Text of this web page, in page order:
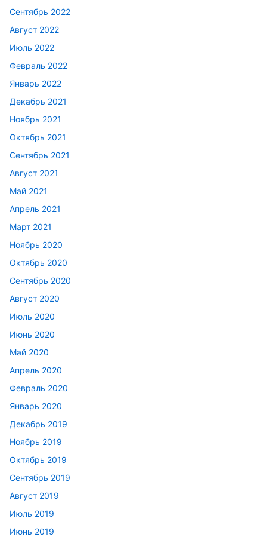
Сентябрь 2022
Август 2022
Июль 2022
Февраль 2022
Январь 2022
Декабрь 2021
Ноябрь 2021
Октябрь 2021
Сентябрь 2021
Август 2021
Май 2021
Апрель 2021
Март 2021
Ноябрь 2020
Октябрь 2020
Сентябрь 2020
Август 2020
Июль 2020
Июнь 2020
Май 2020
Апрель 2020
Февраль 2020
Январь 2020
Декабрь 2019
Ноябрь 2019
Октябрь 2019
Сентябрь 2019
Август 2019
Июль 2019
Июнь 2019